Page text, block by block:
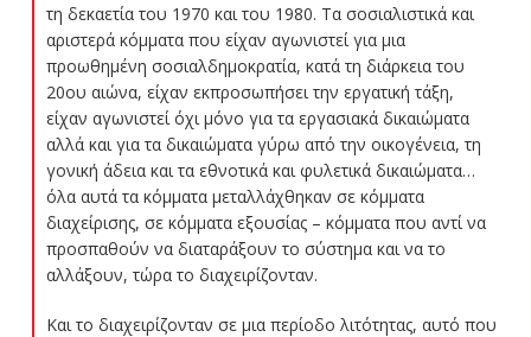
τη δεκαετία του 1970 και του 1980. Τα σοσιαλιστικά και
αριστερά κόμματα που είχαν αγωνιστεί για μια
προωθημένη σοσιαλδημοκρατία, κατά τη διάρκεια του
20ου αιώνα, είχαν εκπροσωπήσει την εργατική τάξη,
είχαν αγωνιστεί όχι μόνο για τα εργασιακά δικαιώματα
αλλά και για τα δικαιώματα γύρω από την οικογένεια, τη
γονική άδεια και τα εθνοτικά και φυλετικά δικαιώματα…
όλα αυτά τα κόμματα μεταλλάχθηκαν σε κόμματα
διαχείρισης, σε κόμματα εξουσίας – κόμματα που αντί να
προσπαθούν να διαταράξουν το σύστημα και να το
αλλάξουν, τώρα το διαχειρίζονταν.
Και το διαχειρίζονταν σε μια περίοδο λιτότητας, αυτό που